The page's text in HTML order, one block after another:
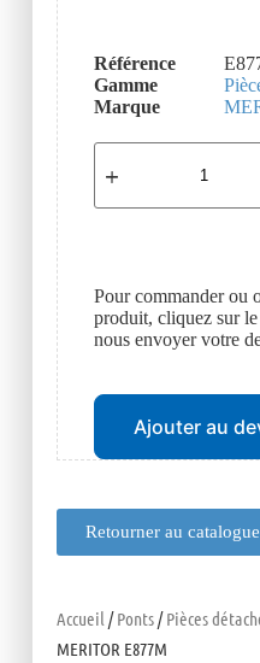
Retourner au catalogue
Accueil /Ponts/Pièces
MERITOR E877M
Référence
Gamme
Marque
Pour commander ou
produit, cliquez sur
nous envoyer votre
Ajouter au